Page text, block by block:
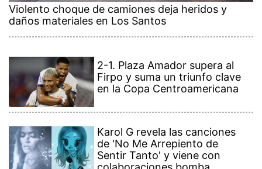
Violento choque de camiones deja heridos y
daños materiales en Los Santos
2-1. Plaza Amador supera al
Firpo y suma un triunfo clave
en la Copa Centroamericana
Karol G revela las canciones
de 'No Me Arrepiento de
Sentir Tanto' y viene con